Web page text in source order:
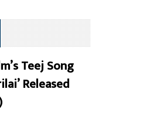
Teej Song
Released